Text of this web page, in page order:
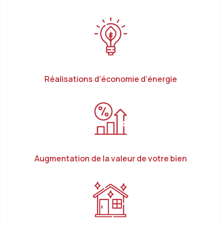
Réalisations d’économie d’énergie
Augmentation de la valeur de votre bien